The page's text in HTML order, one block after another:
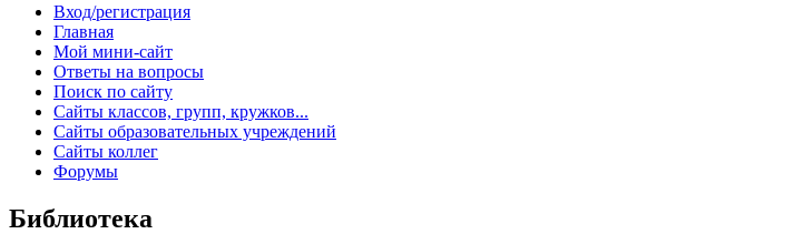
Вход/регистрация
Главная
Мой мини-сайт
Ответы на вопросы
Поиск по сайту
Сайты классов, групп, кружков...
Сайты образовательных учреждений
Сайты коллег
Форумы
Библиотека